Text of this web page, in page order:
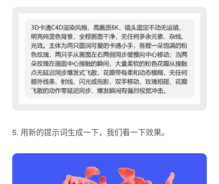
5. 用新的提示词生成一下，我们看一下效果。